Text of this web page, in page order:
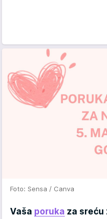
Foto: Sensa / Canva
Vaša poruka za sreću